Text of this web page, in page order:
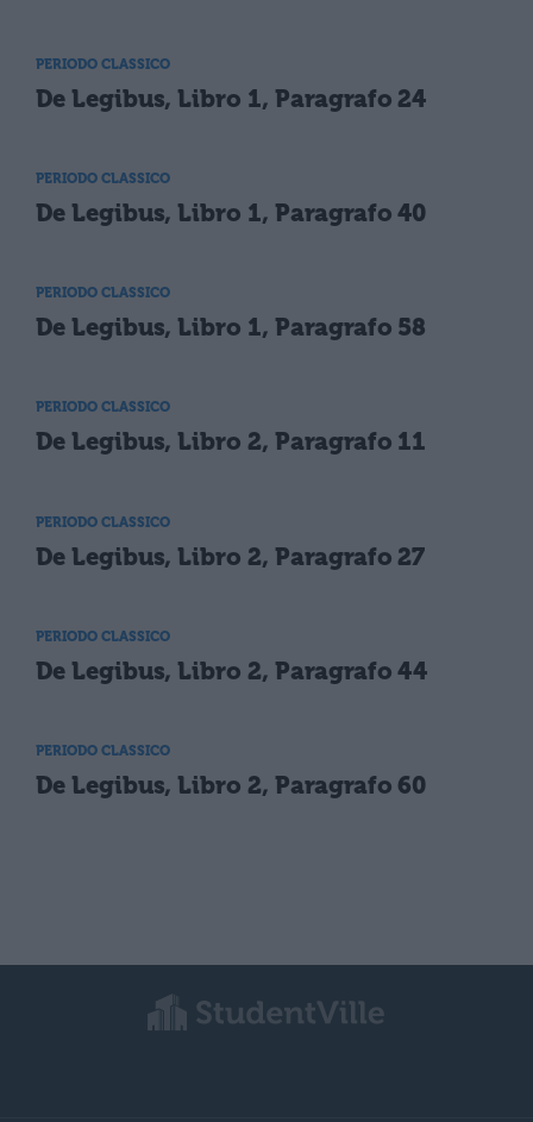
PERIODO CLASSICO
De Legibus, Libro 1, Paragrafo 24
PERIODO CLASSICO
De Legibus, Libro 1, Paragrafo 40
PERIODO CLASSICO
De Legibus, Libro 1, Paragrafo 58
PERIODO CLASSICO
De Legibus, Libro 2, Paragrafo 11
PERIODO CLASSICO
De Legibus, Libro 2, Paragrafo 27
PERIODO CLASSICO
De Legibus, Libro 2, Paragrafo 44
PERIODO CLASSICO
De Legibus, Libro 2, Paragrafo 60